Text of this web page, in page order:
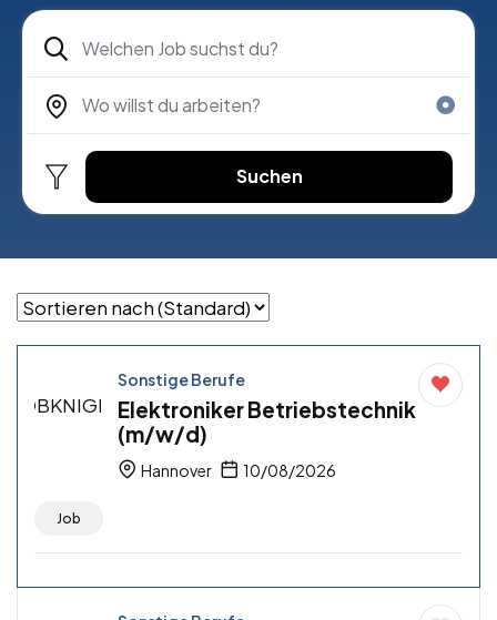
Suchen
Sonstige Berufe
Elektroniker Betriebstechnik
(m/w/d)
Hannover 10/08/2026
Job